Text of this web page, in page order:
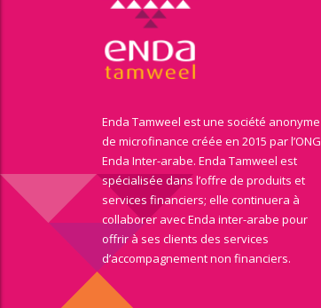
Enda Tamweel est une société anonyme
de microfinance créée en 2015 par l’ONG
Enda Inter-arabe. Enda Tamweel est
spécialisée dans l’offre de produits et
services financiers; elle continuera à
collaborer avec Enda inter-arabe pour
offrir à ses clients des services
d’accompagnement non financiers.